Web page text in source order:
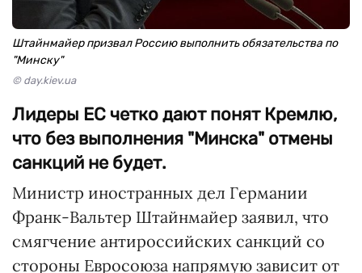
Штайнмайер призвал Россию выполнить обязательства по
"Минску"
© day.kiev.ua
Лидеры ЕС четко дают понят Кремлю,
что без выполнения "Минска" отмены
санкций не будет.
Министр иностранных дел Германии
Франк-Вальтер Штайнмайер заявил, что
смягчение антироссийских санкций со
стороны Евросоюза напрямую зависит от